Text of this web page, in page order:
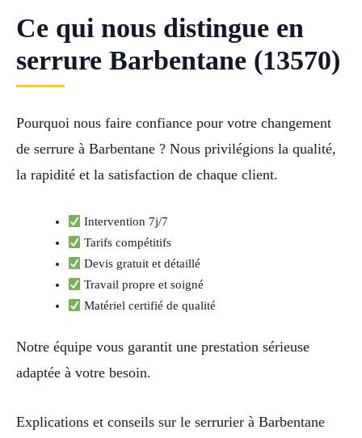
Ce qui nous distingue en
serrure Barbentane (13570)
Pourquoi nous faire confiance pour votre changement
de serrure à Barbentane ? Nous privilégions la qualité,
la rapidité et la satisfaction de chaque client.
Intervention 7j/7
Tarifs compétitifs
Devis gratuit et détaillé
Travail propre et soigné
Matériel certifié de qualité
Notre équipe vous garantit une prestation sérieuse
adaptée à votre besoin.
Explications et conseils sur le serrurier à Barbentane